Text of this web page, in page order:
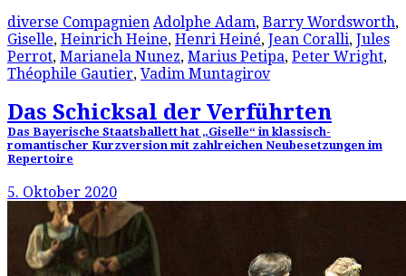
diverse Compagnien Adolphe Adam, Barry Wordsworth,
Giselle, Heinrich Heine, Henri Heiné, Jean Coralli, Jules
Perrot, Marianela Nunez, Marius Petipa, Peter Wright,
Théophile Gautier, Vadim Muntagirov
Das Schicksal der Verführten
Das Bayerische Staatsballett hat „Giselle“ in klassisch-
romantischer Kurzversion mit zahlreichen Neubesetzungen im
Repertoire
5. Oktober 2020